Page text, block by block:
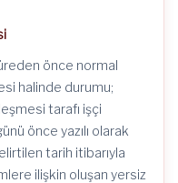
önce normal
halinde durumu;
tarafı işçi
önce yazılı olarak
tarih itibarıyla
ilişkin oluşan yersiz